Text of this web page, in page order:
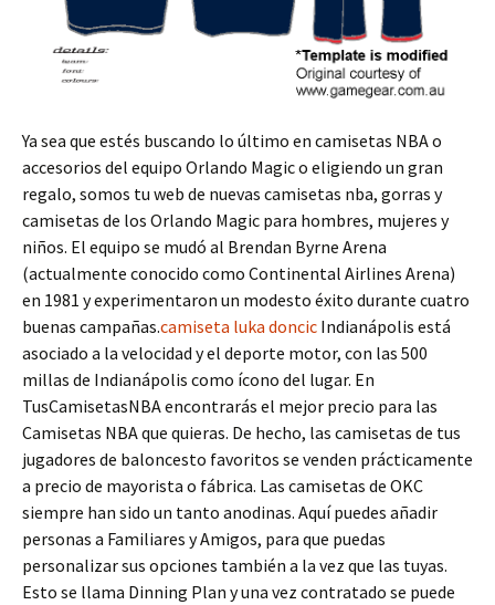
Ya sea que estés buscando lo último en camisetas NBA o
accesorios del equipo Orlando Magic o eligiendo un gran
regalo, somos tu web de nuevas camisetas nba, gorras y
camisetas de los Orlando Magic para hombres, mujeres y
niños. El equipo se mudó al Brendan Byrne Arena
(actualmente conocido como Continental Airlines Arena)
en 1981 y experimentaron un modesto éxito durante cuatro
buenas campañas.camiseta luka doncic Indianápolis está
asociado a la velocidad y el deporte motor, con las 500
millas de Indianápolis como ícono del lugar. En
TusCamisetasNBA encontrarás el mejor precio para las
Camisetas NBA que quieras. De hecho, las camisetas de tus
jugadores de baloncesto favoritos se venden prácticamente
a precio de mayorista o fábrica. Las camisetas de OKC
siempre han sido un tanto anodinas. Aquí puedes añadir
personas a Familiares y Amigos, para que puedas
personalizar sus opciones también a la vez que las tuyas.
Esto se llama Dinning Plan y una vez contratado se puede